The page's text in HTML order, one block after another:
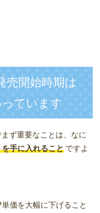
売開始時期は
ています
ず重要なことは、なに
手に入れること ですよ
価を大幅に下げること